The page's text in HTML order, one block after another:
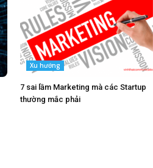
Xu hướng
7 sai lầm Marketing mà các Startup
thường mắc phải